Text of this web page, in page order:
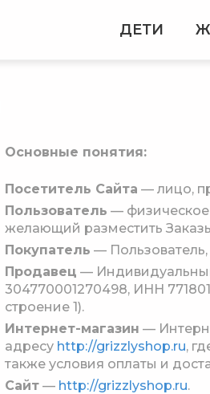
ДЕТИ
Основные понятия:
Посетитель Сайта — лицо,
Пользователь — физическое
желающий разместить
Покупатель —
Продавец —
304770001270498, ИНН
строение 1).
Интернет-магазин —
адресу http://grizzlyshop.ru,
также условия оплаты и
Сайт — http://grizzlyshop.ru.